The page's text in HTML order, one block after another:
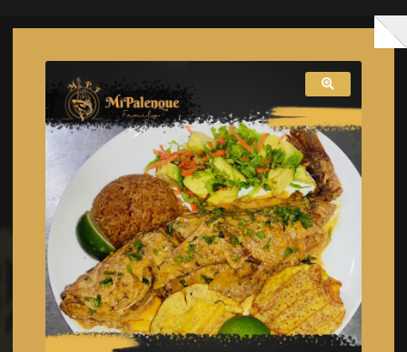
ACOMPAÑANTES
ENCUESTA DE SATISFACCIÓN